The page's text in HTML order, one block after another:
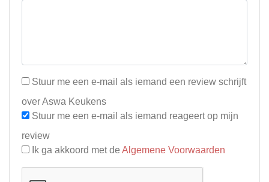
Stuur me een e-mail als iemand een review schrijft
over Aswa Keukens
Stuur me een e-mail als iemand reageert op mijn
review
Ik ga akkoord met de Algemene Voorwaarden